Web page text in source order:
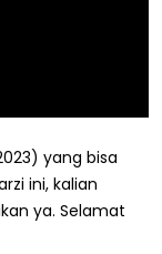
yang bisa
ini, kalian
ya. Selamat